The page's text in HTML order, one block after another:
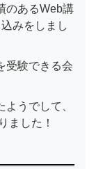
のあるWeb講
みをしまし
受験できる会
うでして、
ました！